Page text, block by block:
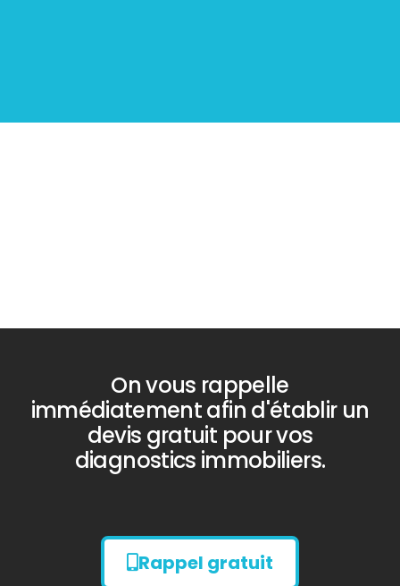
Diagnostic
On vous rappelle
immédiatement afin d'établir un
devis gratuit pour vos
diagnostics immobiliers.
Rappel gratuit